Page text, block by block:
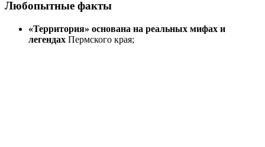
Любопытные факты
«Территория» основана на реальных мифах и
легендах Пермского края;